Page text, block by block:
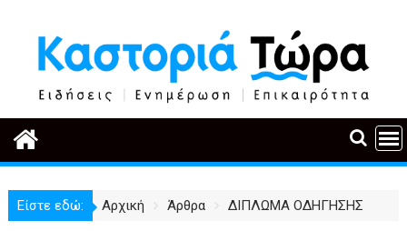
περιεχόμενο
Είστε εδώ: Αρχική Άρθρα ΔΙΠΛΩΜΑ ΟΔΗΓΗΣΗΣ